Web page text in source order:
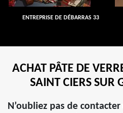
ENTREPRISE DE DÉBARRAS 33
ACHAT PÂTE DE
SAINT CIERS SUR
N’oubliez pas de